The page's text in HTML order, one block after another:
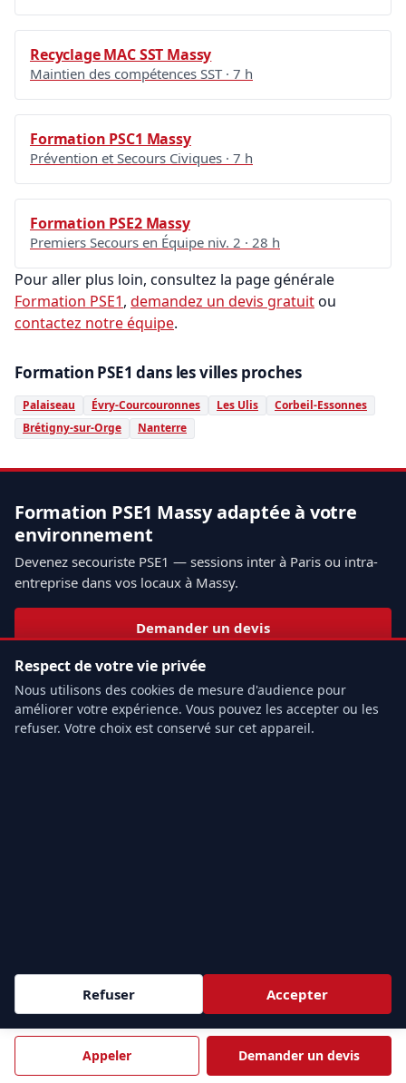
Appeler Demander un devis
Recyclage MAC SST Massy
Maintien des compétences SST · 7 h
Formation PSC1 Massy
Prévention et Secours Civiques · 7 h
Formation PSE2 Massy
Premiers Secours en Équipe niv. 2 · 28 h
Pour aller plus loin, consultez la page générale
Formation PSE1, demandez un devis gratuitou
contactez notre équipe.
Formation PSE1 dans les villes proches
Palaiseau Évry-Courcouronnes Les Ulis
Corbeil-Essonnes
Brétigny-sur-Orge
Nanterre
Formation PSE1 Massy adaptée à votre
environnement
Devenez secouriste PSE1 — sessions inter à Paris ou intra-
entreprise dans vos locaux à Massy.
Demander un devis
Appeler 01.43.49.40.22
NOS FORMATIONS
Formation SST
Recyclage MAC SST
Respect de votre vie privée
Nous utilisons des cookies de mesure d'audience pour
améliorer votre expérience. Vous pouvez les accepter ou les
refuser. Votre choix est conservé sur cet appareil.
Refuser Accepter